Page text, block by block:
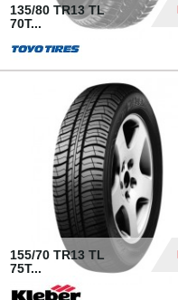
135/80 TR13 TL
70T...
155/70 TR13 TL
75T...